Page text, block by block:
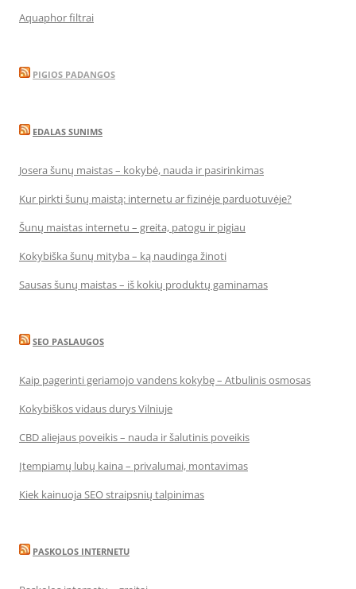
Aquaphor filtrai
PIGIOS PADANGOS
EDALAS SUNIMS
Josera šunų maistas – kokybė, nauda ir pasirinkimas
Kur pirkti šunų maistą: internetu ar fizinėje parduotuvėje?
Šunų maistas internetu – greita, patogu ir pigiau
Kokybiška šunų mityba – ką naudinga žinoti
Sausas šunų maistas – iš kokių produktų gaminamas
SEO PASLAUGOS
Kaip pagerinti geriamojo vandens kokybę – Atbulinis osmosas
Kokybiškos vidaus durys Vilniuje
CBD aliejaus poveikis – nauda ir šalutinis poveikis
Įtempiamų lubų kaina – privalumai, montavimas
Kiek kainuoja SEO straipsnių talpinimas
PASKOLOS INTERNETU